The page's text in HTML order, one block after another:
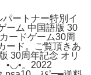
ートナー特別イ
ーム 中国語版 30
ードゲーム30周
ード。ご覧頂きあ
•◡•。2022